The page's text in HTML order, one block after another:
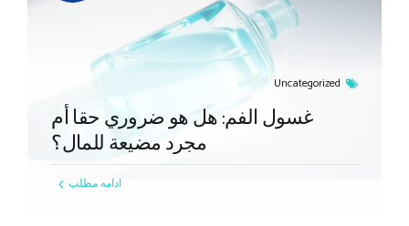
Uncategorized
غسول الفم: هل هو ضروري حقا أم
مجرد مضيعة للمال؟
ادامه مطلب